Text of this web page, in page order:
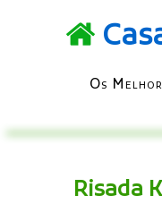
Os
Risada